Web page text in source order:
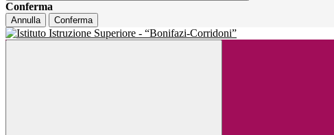
Conferma
Annulla Conferma